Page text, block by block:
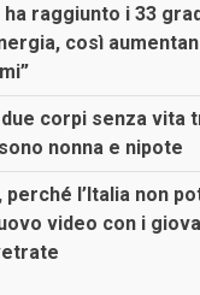
raggiunto i 33
così
corpi senza vita
nonna e nipote
perché l’Italia non
video con i